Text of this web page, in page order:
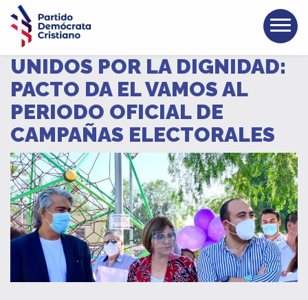
UNIDOS POR LA DIGNIDAD:
PACTO DA EL VAMOS AL
PERIODO OFICIAL DE
CAMPAÑAS ELECTORALES